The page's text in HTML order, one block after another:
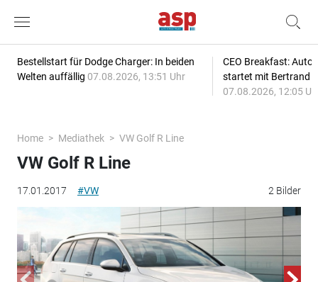
Bestellstart für Dodge Charger: In beiden
Welten auffällig 07.08.2026, 13:51 Uhr
CEO Breakfast:
startet mit Bertrand
07.08.2026, 12:05
Home Mediathek VW Golf R Line
17.01.2017 #VW 2 Bilder
VW Golf R Line